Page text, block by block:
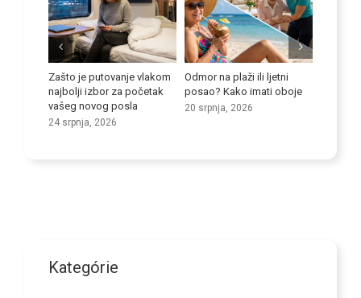
putovanje vlakom
izbor za početak
posla
Odmor na plaži ili ljetni
posao? Kako imati oboje
20 srpnja, 2026
Poboljšajte svoje jezične
vještine
9 srpnja, 2026
Kategórie